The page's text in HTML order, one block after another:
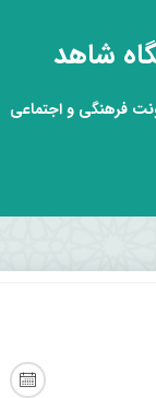
شاهد
فرهنگی و اجتماعی